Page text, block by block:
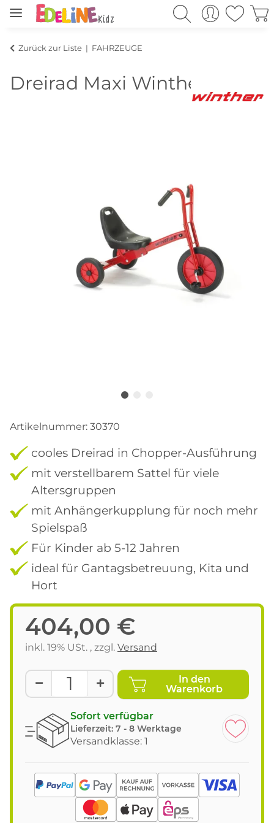
Zurück zur Liste FAHRZEUGE
Dreirad Maxi Winther
Artikelnummer: 30370
cooles Dreirad in Chopper-Ausführung
mit verstellbarem Sattel für viele
Altersgruppen
mit Anhängerkupplung für noch mehr
Spielspaß
Für Kinder ab 5-12 Jahren
ideal für Gantagsbetreuung, Kita und
Hort
404,00 €
inkl. 19% USt. , zzgl. Versand
In den
Warenkorb
Sofort verfügbar
Lieferzeit: 7 - 8 Werktage
Versandklasse: 1